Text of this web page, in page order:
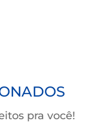
para garantir os
com
ao futuro